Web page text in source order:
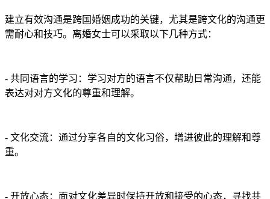
建立有效沟通是跨国婚姻成功的关键，尤其是跨文化的沟通更
需耐心和技巧。离婚女士可以采取以下几种方式：
- 共同语言的学习：学习对方的语言不仅帮助日常沟通，还能
表达对对方文化的尊重和理解。
- 文化交流：通过分享各自的文化习俗，增进彼此的理解和尊
重。
- 开放心态：面对文化差异时保持开放和接受的心态，寻找共